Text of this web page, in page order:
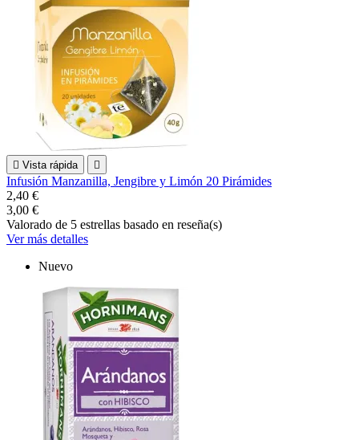
 Vista rápida 
Infusión Manzanilla, Jengibre y Limón 20 Pirámides
2,40 €
3,00 €
Valorado de 5 estrellas basado en reseña(s)
Ver más detalles
Nuevo